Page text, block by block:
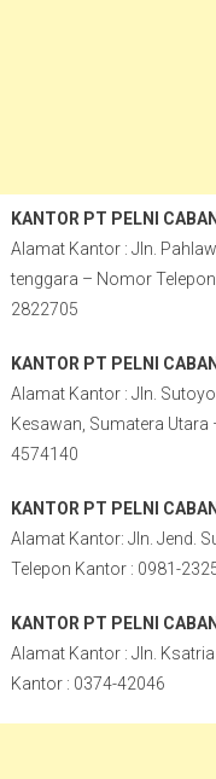
KANTOR PT PELNI
Alamat Kantor : Jln.
tenggara – Nomor
2822705
KANTOR PT PELNI
Alamat Kantor : Jln.
Kesawan, Sumatera Utara
4574140
KANTOR PT PELNI
Alamat Kantor: Jln. Jend.
Telepon Kantor : 0981-
KANTOR PT PELNI
Alamat Kantor : Jln.
Kantor : 0374-42046